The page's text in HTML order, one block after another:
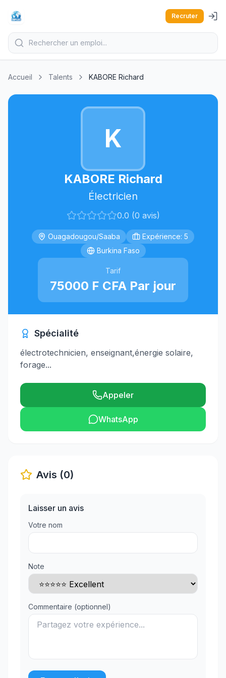
Recruter
Accueil Talents KABORE Richard
K
KABORE Richard
Électricien
0.0 (0 avis)
Ouagadougou/Saaba
Expérience: 5
Burkina Faso
Tarif
75000 F CFA Par jour
Spécialité
électrotechnicien, enseignant,énergie solaire,
forage...
Appeler
WhatsApp
Avis (0)
Laisser un avis
Votre nom
Note
Commentaire (optionnel)